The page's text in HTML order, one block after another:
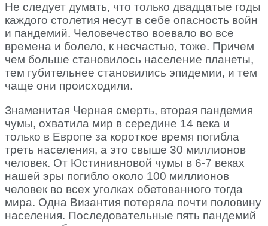
Не следует думать, что только двадцатые годы
каждого столетия несут в себе опасность войн
и пандемий. Человечество воевало во все
времена и болело, к несчастью, тоже. Причем
чем больше становилось население планеты,
тем губительнее становились эпидемии, и тем
чаще они происходили.
Знаменитая Черная смерть, вторая пандемия
чумы, охватила мир в середине 14 века и
только в Европе за короткое время погибла
треть населения, а это свыше 30 миллионов
человек. От Юстиниановой чумы в 6-7 веках
нашей эры погибло около 100 миллионов
человек во всех уголках обетованного тогда
мира. Одна Византия потеряла почти половину
населения. Последовательные пять пандемий